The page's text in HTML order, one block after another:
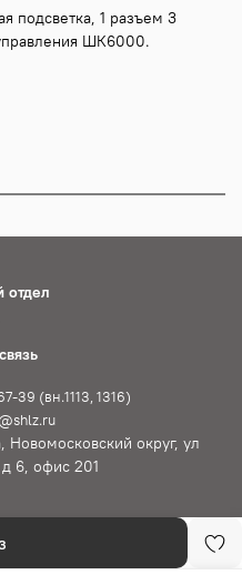
подсветка, 1 разъем 3
ШК6000.
отдел
39 (вн.1113, 1316)
округ, ул
6, офис 201